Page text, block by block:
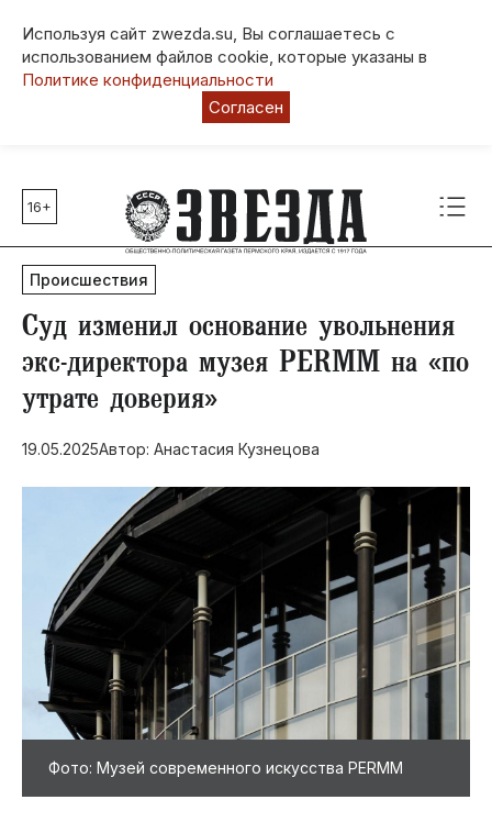
Используя сайт zwezda.su, Вы соглашаетесь с
использованием файлов cookie, которые указаны в
Политике конфиденциальности
Согласен
Главные темы
80 лет Победы
Молодежная столица РФ
СВО
Социальная поддержка
Инфраструктура
Благоустройство
16+
Происшествия
​Суд изменил основание увольнения
экс-директора музея PERMM на «по
утрате доверия»
19.05.2025Автор: Анастасия Кузнецова
Фото: Музей современного искусства PERMM